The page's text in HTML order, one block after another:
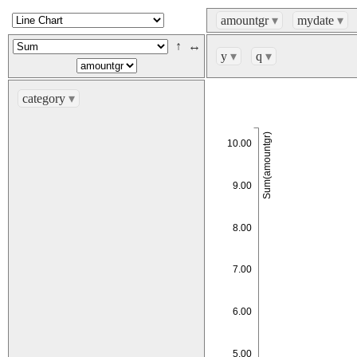
amountgr▾ mydate ▾
↑
↔
y ▾ q ▾
category ▾
Sum(amountgr)
5.00
6.00
7.00
8.00
9.00
10.00